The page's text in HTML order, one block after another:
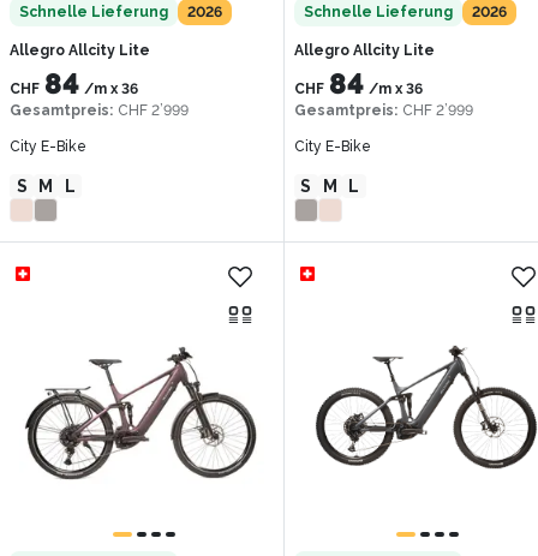
Schnelle Lieferung 2026
Allegro Allcity Lite
CHF 84 /m x 36
Gesamtpreis: CHF 2’999
City E-Bike
S M L
Schnelle Lieferung 2026
Allegro Allcity Lite
CHF 84 /mx 36
Gesamtpreis: CHF 2’999
City E-Bike
S M L